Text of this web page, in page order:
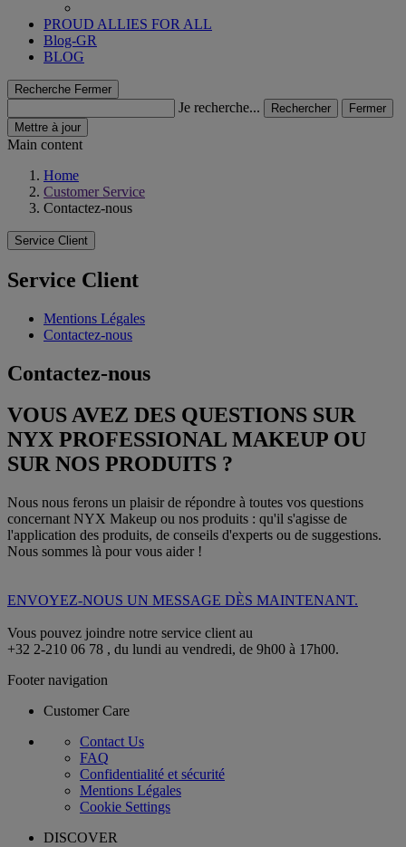
PROUD ALLIES FOR ALL
Blog-GR
BLOG
Recherche Fermer
Je recherche... Rechercher
Fermer
Mettre à jour
Main content
Home
Customer Service
Contactez-nous
Service Client
Service Client
Mentions Légales
Contactez-nous
Contactez-nous
VOUS AVEZ DES QUESTIONS SUR
NYX PROFESSIONAL MAKEUP OU
SUR NOS PRODUITS ?
Nous nous ferons un plaisir de répondre à toutes vos questions
concernant NYX Makeup ou nos produits : qu'il s'agisse de
l'application des produits, de conseils d'experts ou de suggestions.
Nous sommes là pour vous aider !
ENVOYEZ-NOUS UN MESSAGE DÈS MAINTENANT.
Vous pouvez joindre notre service client au
+32 2-210 06 78 , du lundi au vendredi, de 9h00 à 17h00.
Footer navigation
Customer Care
Contact Us
FAQ
Confidentialité et sécurité
Mentions Légales
Cookie Settings
DISCOVER